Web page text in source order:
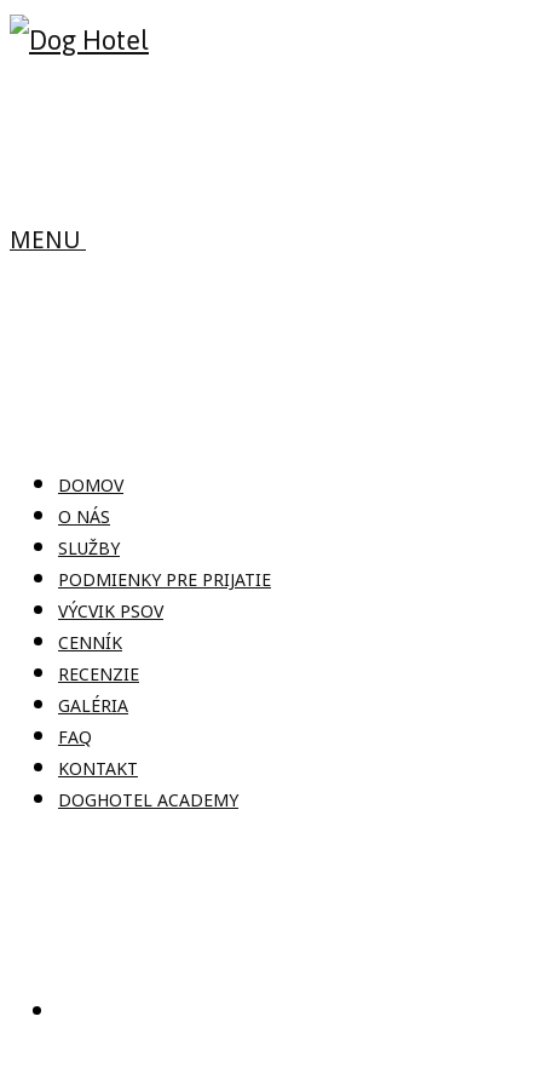
MENU
DOMOV
O NÁS
SLUŽBY
PODMIENKY PRE PRIJATIE
VÝCVIK PSOV
CENNÍK
RECENZIE
GALÉRIA
FAQ
KONTAKT
DOGHOTEL ACADEMY